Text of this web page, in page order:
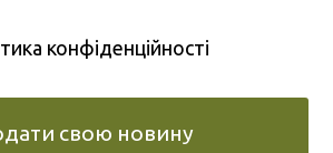
конфіденційності
свою новину